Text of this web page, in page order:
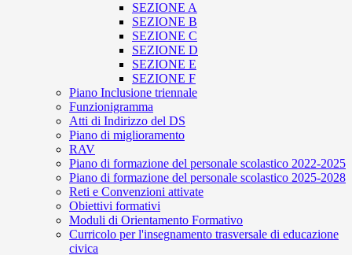
SEZIONE A
SEZIONE B
SEZIONE C
SEZIONE D
SEZIONE E
SEZIONE F
Piano Inclusione triennale
Funzionigramma
Atti di Indirizzo del DS
Piano di miglioramento
RAV
Piano di formazione del personale scolastico 2022-2025
Piano di formazione del personale scolastico 2025-2028
Reti e Convenzioni attivate
Obiettivi formativi
Moduli di Orientamento Formativo
Curricolo per l'insegnamento trasversale di educazione
civica